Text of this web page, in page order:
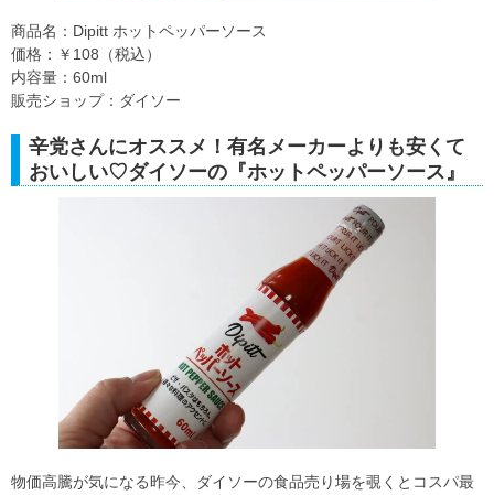
商品名：Dipitt ホットペッパーソース
価格：￥108（税込）
内容量：60ml
販売ショップ：ダイソー
辛党さんにオススメ！有名メーカーよりも安くて
おいしい♡ダイソーの『ホットペッパーソース』
物価高騰が気になる昨今、ダイソーの食品売り場を覗くとコスパ最